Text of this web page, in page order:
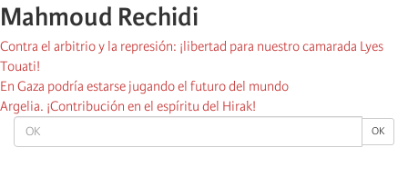
OK OK
Mahmoud Rechidi
Contra el arbitrio y la represión: ¡libertad para nuestro camarada Lyes
Touati!
En Gaza podría estarse jugando el futuro del mundo
Argelia. ¡Contribución en el espíritu del Hirak!